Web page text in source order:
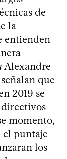
de
la
entienden
Alexandre
que
2019 se
directivos
momento,
el puntaje
los